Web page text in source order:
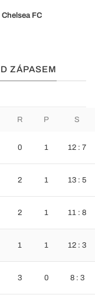
Chelsea FC
ZÁPASEM
R P S
0 1 12 : 7
2 1 13 : 5
2 1 11 : 8
1 1 12 : 3
3 0 8 : 3